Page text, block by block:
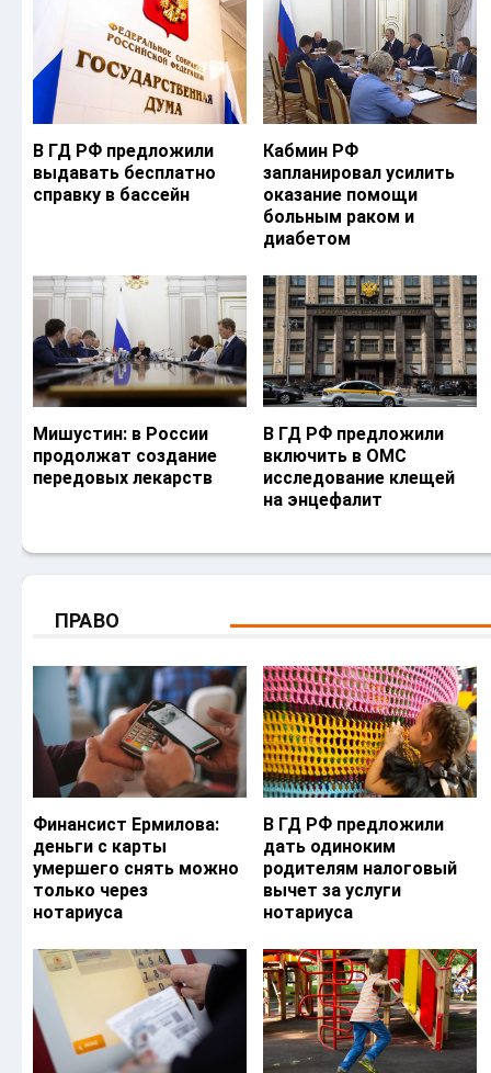
В ГД РФ предложили
выдавать бесплатно
справку в бассейн
Кабмин РФ
запланировал усилить
оказание помощи
больным раком и
диабетом
Мишустин: в России
продолжат создание
передовых лекарств
В ГД РФ предложили
включить в ОМС
исследование клещей
на энцефалит
ПРАВО
Финансист Ермилова:
деньги с карты
умершего снять можно
только через
нотариуса
В ГД РФ предложили
дать одиноким
родителям налоговый
вычет за услуги
нотариуса